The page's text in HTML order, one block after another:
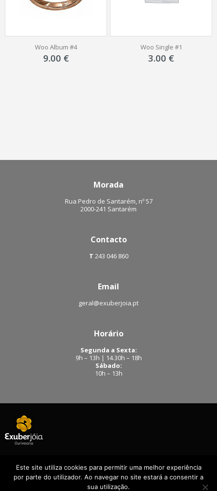
Woo Single #1
3.00
Woo Album #1
9.00
Morada
Rua Pedro de Santarém, nº 57
2000-241 Santarém
Contacto
T 243 046 860
Email
geral@exuberjoia.pt
Horário
Segunda a Sexta:
9h – 13h | 14.30h – 18h
Sábado:
10h – 13h
Facebook|
Instagram
Exuberjóia - Todos os direitos reservados – 2020
Este site utiliza cookies para permitir uma melhor experiência
por parte do utilizador. Ao navegar no site estará a consentir a
sua utilização.